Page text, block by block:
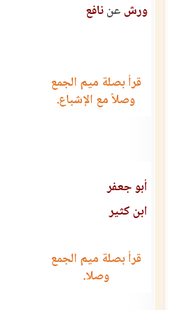
ورش عننافع
قرأ بصلة ميم الجمع
وصلاً مع الإشباع.
أبو جعفر
ابن كثير
قرأ بصلة ميم الجمع
وصلا.